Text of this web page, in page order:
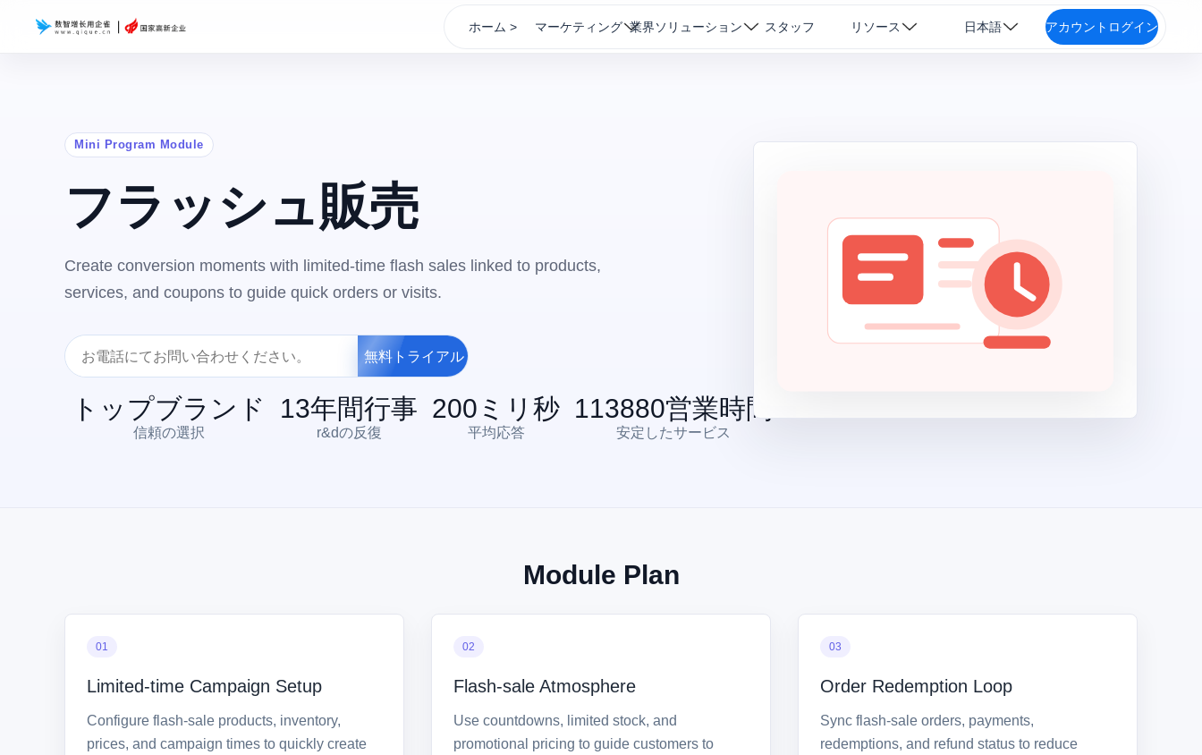
ホーム > マーケティング 業界ソリューション スタッフ リソース 日本語 アカウントログイン
Mini Program Module
フラッシュ販売
Create conversion moments with limited-time flash sales linked to products,
services, and coupons to guide quick orders or visits.
無料トライアル
トップブランド 13年間行事 200 ミリ秒 113880営業時間
信頼の選択 r&dの反復 平均応答 安定したサービス
Module Plan
01
Limited-time Campaign Setup
Configure flash-sale products, inventory,
prices, and campaign times to quickly create
02
Flash-sale Atmosphere
Use countdowns, limited stock, and
promotional pricing to guide customers to
03
Order Redemption Loop
Sync flash-sale orders, payments,
redemptions, and refund status to reduce